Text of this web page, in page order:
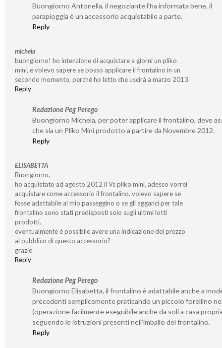
Buongiorno Antonella, il negoziante l’ha informata bene, il
parapioggia è un accessorio acquistabile a parte.
Reply
michela
buongiorno! ho intenzione di acquistare a giorni un pliko
mini, e volevo sapere se posso applicare il frontalino in un
secondo momento, perchè ho letto che uscirà a marzo 2013.
Reply
Redazione Peg Perego
Buongiorno Michela, per poter applicare il frontalino, deve
che sia un Pliko Mini prodotto a partire da Novembre 2012.
Reply
ELISABETTA
Buongiorno,
ho acquistato ad agosto 2012 il Vs pliko mini, adesso vorrei
acquistare come accessorio il frontalino. volevo sapere se
fosse adattabile al mio passeggino o se gli agganci per tale
frontalino sono stati predisposti solo sugli ultimi lotti
prodotti.
eventualmente è possibile avere una indicazione del prezzo
al pubblico di questo accessorio?
grazie
Reply
Redazione Peg Perego
Buongiorno Elisabetta, il frontalino è adattabile anche a
precedenti semplicemente praticando un piccolo forellino
(operazione facilmente eseguibile anche da soli a casa
seguendo le istruzioni presenti nell’imballo del frontalino.
Reply